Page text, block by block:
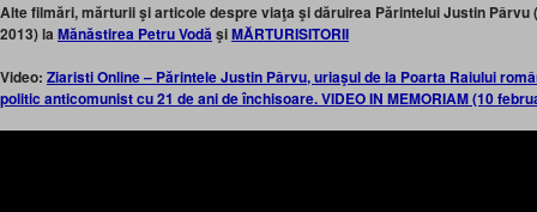
Alte filmări, mărturii şi articole despre viaţa şi dăruirea Părintelui Justin Pârvu
2013) la Mănăstirea Petru VodăşiMĂRTURISITORII
Video: Ziaristi Online – Părintele Justin Pârvu, uriaşul de la Poarta Raiului
politic anticomunist cu 21 de ani de închisoare. VIDEO IN MEMORIAM (10